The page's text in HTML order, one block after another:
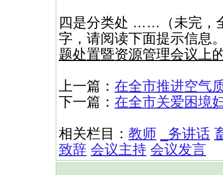
四是分类处 ……（未完，
字，请阅读下面提示信息
题处置暨资源管理会议上
上一篇： 在全市推进空气
下一篇： 在全市关爱困境
相关栏目： 教师 _务讲话
致辞 会议主持 会议发言